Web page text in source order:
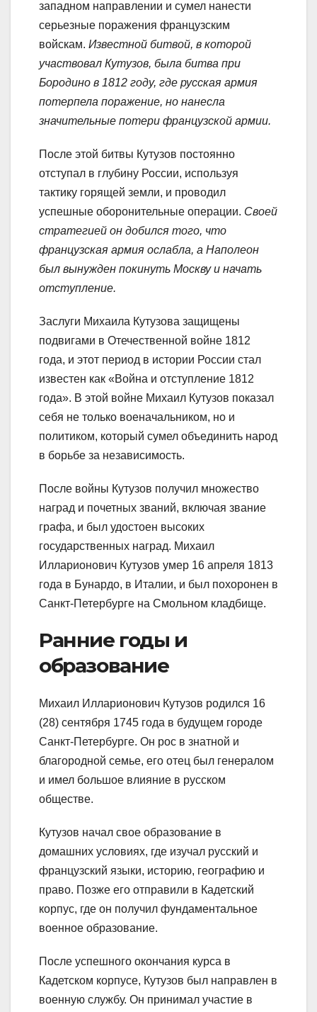
западном направлении и сумел нанести
серьезные поражения французским
войскам. Известной битвой, в которой
участвовал Кутузов, была битва при
Бородино в 1812 году, где русская армия
потерпела поражение, но нанесла
значительные потери французской армии.
После этой битвы Кутузов постоянно
отступал в глубину России, используя
тактику горящей земли, и проводил
успешные оборонительные операции. Своей
стратегией он добился того, что
французская армия ослабла, а Наполеон
был вынужден покинуть Москву и начать
отступление.
Заслуги Михаила Кутузова защищены
подвигами в Отечественной войне 1812
года, и этот период в истории России стал
известен как «Война и отступление 1812
года». В этой войне Михаил Кутузов показал
себя не только военачальником, но и
политиком, который сумел объединить народ
в борьбе за независимость.
После войны Кутузов получил множество
наград и почетных званий, включая звание
графа, и был удостоен высоких
государственных наград. Михаил
Илларионович Кутузов умер 16 апреля 1813
года в Бунардо, в Италии, и был похоронен в
Санкт-Петербурге на Смольном кладбище.
Ранние годы и
образование
Михаил Илларионович Кутузов родился 16
(28) сентября 1745 года в будущем городе
Санкт-Петербурге. Он рос в знатной и
благородной семье, его отец был генералом
и имел большое влияние в русском
обществе.
Кутузов начал свое образование в
домашних условиях, где изучал русский и
французский языки, историю, географию и
право. Позже его отправили в Кадетский
корпус, где он получил фундаментальное
военное образование.
После успешного окончания курса в
Кадетском корпусе, Кутузов был направлен в
военную службу. Он принимал участие в